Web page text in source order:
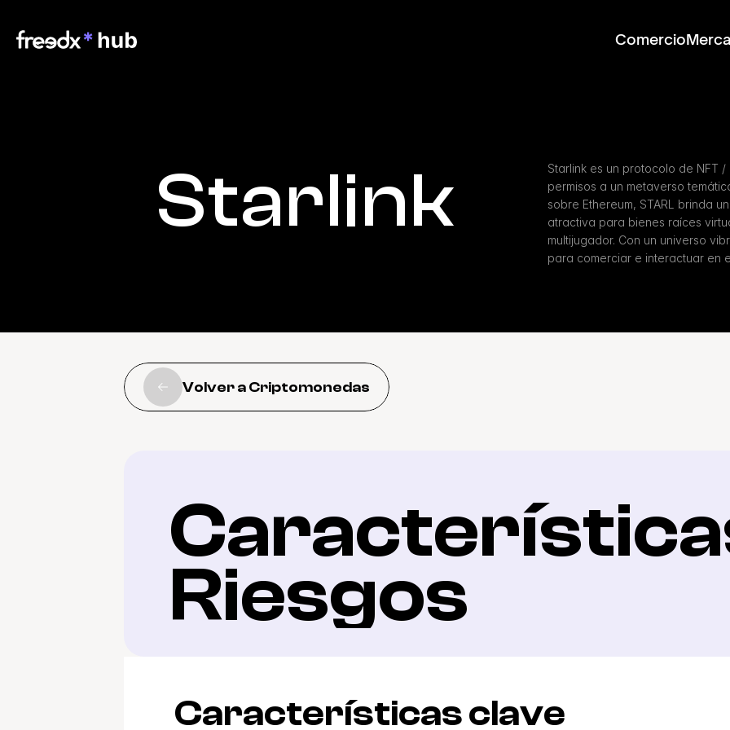
Comercio
Starlink
Starlink es un protocolo de NFT
permisos a un metaverso
sobre Ethereum, STARL brinda
atractiva para bienes raíces
multijugador. Con un universo
para comerciar e interactuar en
Volver a Criptomonedas
Riesgos
Características clave